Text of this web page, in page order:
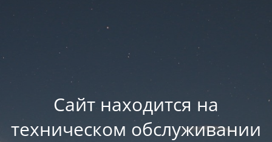
Сайт находится на
техническом обслуживании